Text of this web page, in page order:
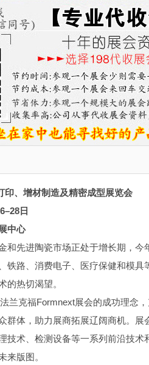
印、增材制造及精密成型展览会
日
中心
和先进陶瓷市场正处于增长期，
铁路、消费电子、医疗保健和模
的热切渴望。
兰克福Formnext展会的成功理念
群体，助力展商拓展辽阔商机。
技术、检测设备等一系列前沿技
来版图。